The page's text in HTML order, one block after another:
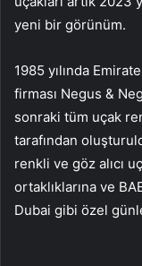
yeni bir görünüm.
1985 yılında
firması Negus &
sonraki tüm uçak
tarafından
renkli ve göz alıcı
ortaklıklarına ve
Dubai gibi özel